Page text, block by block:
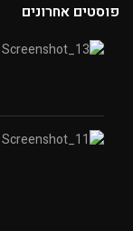
פוסטים אחרונים